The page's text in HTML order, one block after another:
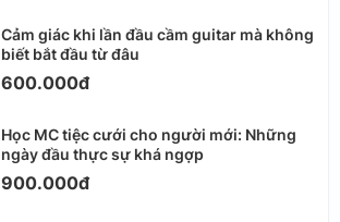
Cảm giác khi lần đầu cầm guitar mà không
biết bắt đầu từ đâu
600.000đ
Học MC tiệc cưới cho người mới: Những
ngày đầu thực sự khá ngợp
900.000đ